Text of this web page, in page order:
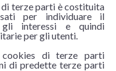
di terze parti è costituita
per individuare il
gli interessi e quindi
per gli utenti.
cookies di terze parti
di predette terze parti